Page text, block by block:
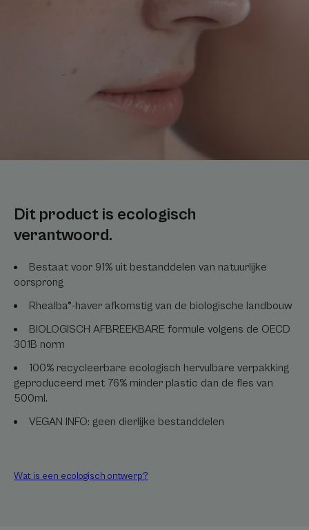
Dit product is ecologisch
verantwoord.
Bestaat voor 91% uit bestanddelen van natuurlijke
oorsprong
Rhealba®-haver afkomstig van de biologische landbouw
BIOLOGISCH AFBREEKBARE formule volgens de OECD
301B norm
100% recycleerbare ecologisch hervulbare verpakking
geproduceerd met 76% minder plastic dan de fles van
500ml.
VEGAN INFO: geen dierlijke bestanddelen
Wat is een ecologisch ontwerp?